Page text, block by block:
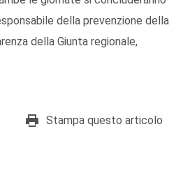
della prevenzione della
della Giunta regionale,
Stampa questo articolo